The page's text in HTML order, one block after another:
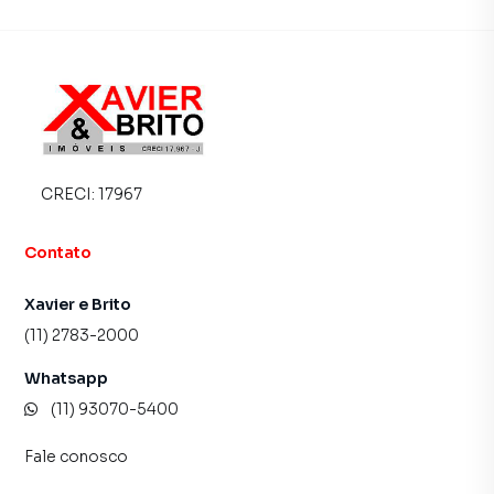
atendimento preparada para atender proprietários e
inquilinos.
CRECI: 17967
Contato
Xavier e Brito
(11) 2783-2000
Whatsapp
(11) 93070-5400
Fale conosco